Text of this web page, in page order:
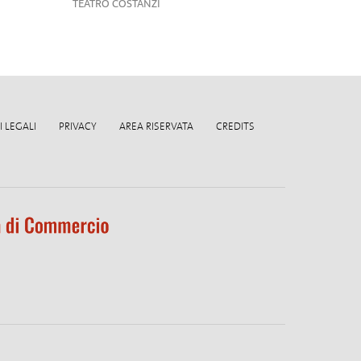
TEATRO COSTANZI
LEGALI PRIVACY AREA RISERVATA CREDITS